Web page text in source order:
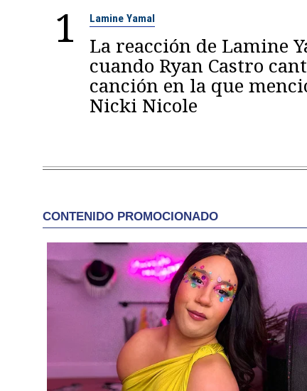
1 Lamine Yamal
La reacción de Lamine
cuando Ryan Castro
canción en la que
Nicki Nicole